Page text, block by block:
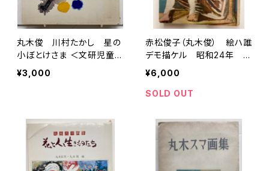
丸木俊 川村たかし 星の
小ぼとけさま ＜文研児童読
書館＞ 1974年 初版
文研出版
¥3,000
赤松俊子（丸木俊） 絵ハ誰
デモ描ケル 昭和24年 眞
善美社
¥6,000
SOLD OUT